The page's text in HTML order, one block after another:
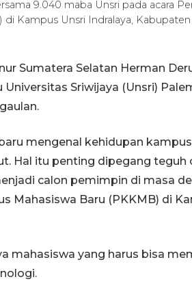
9.040 maba Unsri pada acara
Kampus Unsri Indralaya, Kabupaten
Sumatera Selatan Herman
Sriwijaya (Unsri)
mengenal kehidupan
Hal itu penting dipegang teguh
calon pemimpin di masa
Mahasiswa Baru (PKKMB) di
mahasiswa yang harus bisa